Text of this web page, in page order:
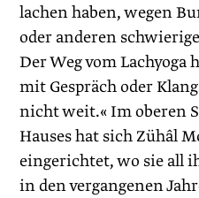
lachen haben, wegen
oder anderen
Der Weg vom
mit Gespräch oder
nicht weit.« Im oberen
Hauses hat sich Zühâl
eingerichtet, wo sie all
in den vergangenen